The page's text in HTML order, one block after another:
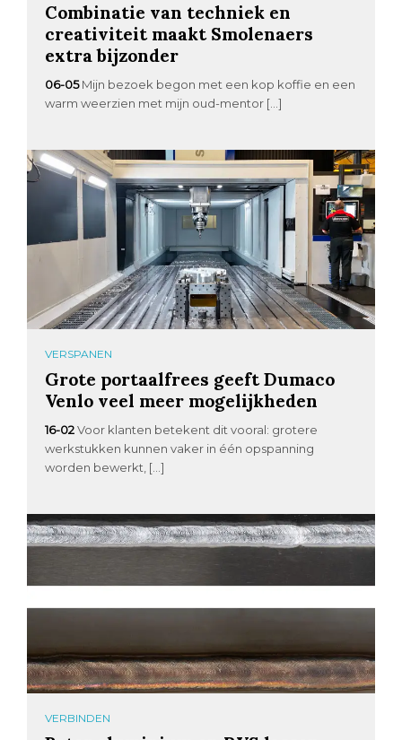
Combinatie van techniek en
creativiteit maakt Smolenaers
extra bijzonder
06-05 Mijn bezoek begon met een kop koffie en een
warm weerzien met mijn oud-mentor […]
VERSPANEN
Grote portaalfrees geeft Dumaco
Venlo veel meer mogelijkheden
16-02 Voor klanten betekent dit vooral: grotere
werkstukken kunnen vaker in één opspanning
worden bewerkt, […]
VERBINDEN